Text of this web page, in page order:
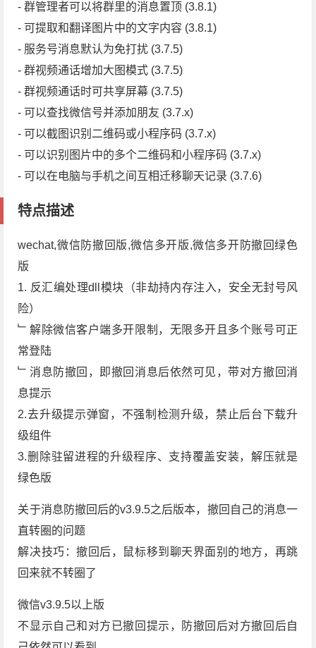
- 群管理者可以将群里的消息置顶 (3.8.1)
- 可提取和翻译图片中的文字内容 (3.8.1)
- 服务号消息默认为免打扰 (3.7.5)
- 群视频通话增加大图模式 (3.7.5)
- 群视频通话时可共享屏幕 (3.7.5)
- 可以查找微信号并添加朋友 (3.7.x)
- 可以截图识别二维码或小程序码 (3.7.x)
- 可以识别图片中的多个二维码和小程序码 (3.7.x)
- 可以在电脑与手机之间互相迁移聊天记录 (3.7.6)
特点描述
wechat,微信防撤回版,微信多开版,微信多开防撤回绿色
版
1. 反汇编处理dll模块（非劫持内存注入，安全无封号风
险）
﹂解除微信客户端多开限制，无限多开且多个账号可正
常登陆
﹂消息防撤回，即撤回消息后依然可见，带对方撤回消
息提示
2.去升级提示弹窗，不强制检测升级，禁止后台下载升
级组件
3.删除驻留进程的升级程序、支持覆盖安装，解压就是
绿色版
关于消息防撤回后的v3.9.5之后版本，撤回自己的消息一
直转圈的问题
解决技巧：撤回后，鼠标移到聊天界面别的地方，再跳
回来就不转圈了
微信v3.9.5以上版
不显示自己和对方已撤回提示，防撤回后对方撤回后自